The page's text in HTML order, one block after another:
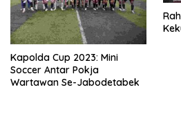
Kapolda Cup 2023: Mini
Soccer Antar Pokja
Wartawan Se-Jabodetabek